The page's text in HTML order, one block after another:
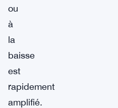
ou
à
la
baisse
est
rapidement
amplifié.